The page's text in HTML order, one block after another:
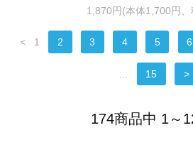
1,870円(本体1,700円
< 1 2 3 4 5 6
15 >
174商品中 1～